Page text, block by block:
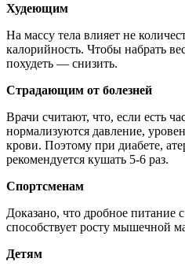
Худеющим
На массу тела влияет не
калорийность. Чтобы набрать
похудеть — снизить.
Страдающим от болезней
Врачи считают, что, если есть
нормализуются давление,
крови. Поэтому при диабете,
рекомендуется кушать 5-6 раз.
Спортсменам
Доказано, что дробное
способствует росту мышечной
Детям